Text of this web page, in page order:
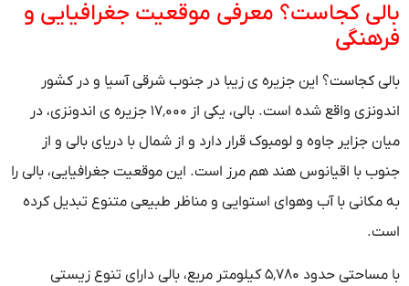
بالی کجاست؟ معرفی موقعیت جغرافیایی و
فرهنگی
بالی کجاست؟ این جزیره ی زیبا در جنوب شرقی آسیا و در کشور
اندونزی واقع شده است. بالی، یکی از ۱۷٬۰۰۰ جزیره ی اندونزی، در
میان جزایر جاوه و لومبوک قرار دارد و از شمال با دریای بالی و از
جنوب با اقیانوس هند هم مرز است. این موقعیت جغرافیایی، بالی را
به مکانی با آب وهوای استوایی و مناظر طبیعی متنوع تبدیل کرده
است.
با مساحتی حدود ۵٬۷۸۰ کیلومتر مربع، بالی دارای تنوع زیستی